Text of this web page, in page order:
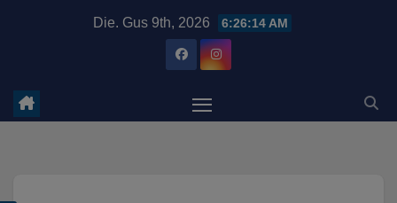
Die. Gus 9th, 2026 6:26:15 AM